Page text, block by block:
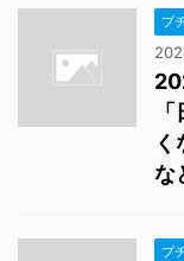
プ
く
な
プ